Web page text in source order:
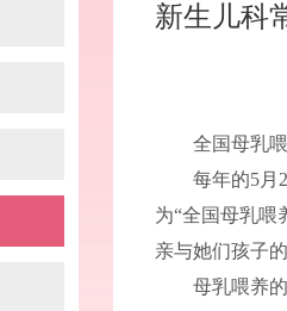
新生儿科
全国母乳
每年的5月
为“全国母乳喂
亲与她们孩子的
母乳喂养